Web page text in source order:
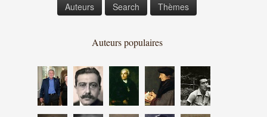
Auteurs Search Thèmes
Auteurs populaires